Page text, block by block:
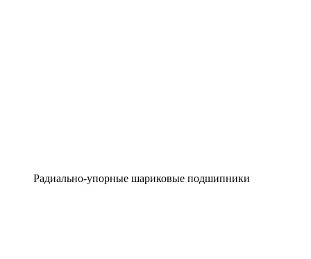
Радиально-упорные шариковые подшипники